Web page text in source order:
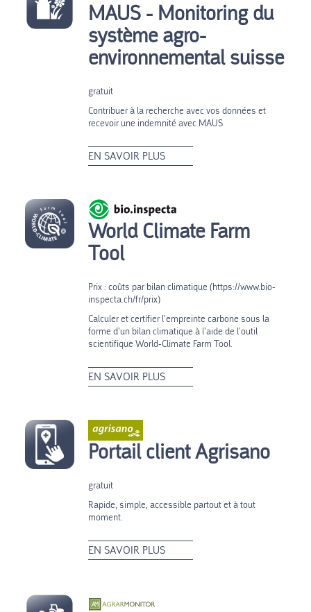
MAUS - Monitoring du
système agro-
environnemental suisse
gratuit
Contribuer à la recherche avec vos données et
recevoir une indemnité avec MAUS
EN SAVOIR PLUS
World Climate Farm
Tool
Prix : coûts par bilan climatique (https://www.bio-
inspecta.ch/fr/prix)
Calculer et certifier l’empreinte carbone sous la
forme d’un bilan climatique à l’aide de l’outil
scientifique World-Climate Farm Tool.
EN SAVOIR PLUS
Portail client Agrisano
gratuit
Rapide, simple, accessible partout et à tout
moment.
EN SAVOIR PLUS